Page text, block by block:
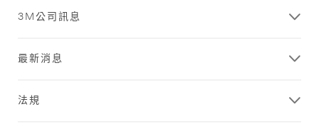
3M公司訊息
最新消息
法規